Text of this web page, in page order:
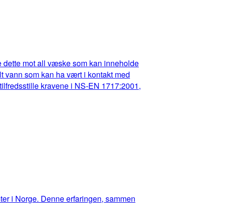
dette mot all væske som kan inneholde
vann som kan ha vært i kontakt med
kravene i NS-EN 1717:2001,
i Norge. Denne erfaringen, sammen